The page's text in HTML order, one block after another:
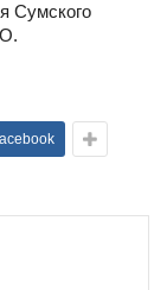
Сумского